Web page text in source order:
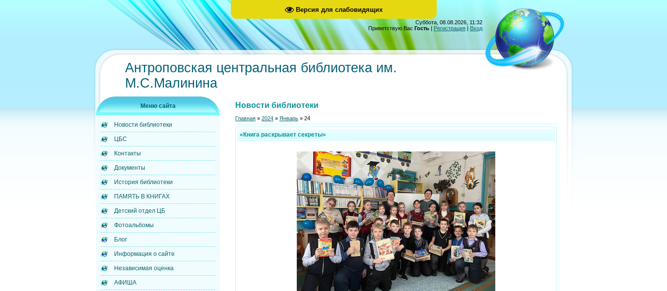
Версия для слабовидящих
Суббота, 08.08.2026, 11:32
Приветствую Вас Гость | Регистрация | Вход
Антроповская центральная библиотека им.
М.С.Малинина
Меню сайта
Новости библиотеки
ЦБС
Контакты
Документы
История библиотеки
ПАМЯТЬ В КНИГАХ
Детский отдел ЦБ
Фотоальбомы
Блог
Информация о сайте
Независимая оценка
АФИША
Новости библиотеки
Главная » 2024 » Январь » 24
«Книга раскрывает секреты»